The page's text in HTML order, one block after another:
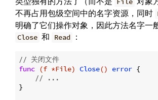
不再占用包级空间中的名字资源，同时
明确了它们操作对象，因此方法名字一
Close 和 Read ：
// 关闭文件
func (f *File) Close() error {
// ...
}